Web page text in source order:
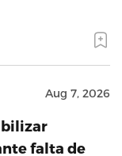
Aug 7, 2026
falta de